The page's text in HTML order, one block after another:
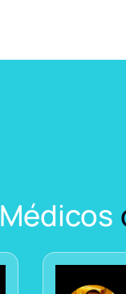
Médicos